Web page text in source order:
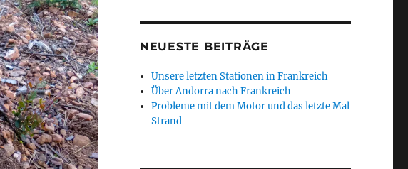
NEUESTE BEITRÄGE
Unsere letzten Stationen in Frankreich
Über Andorra nach Frankreich
Probleme mit dem Motor und das letzte Mal
Strand